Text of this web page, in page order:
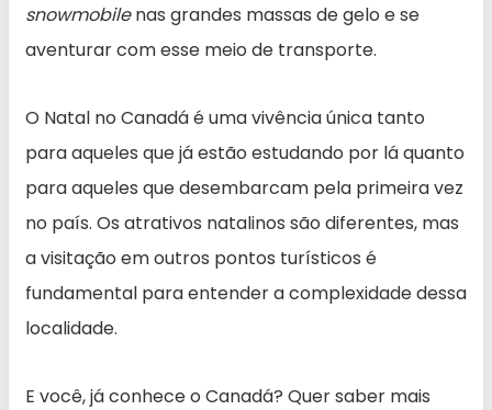
snowmobilenas grandes massas de gelo e se
aventurar com esse meio de transporte.
O Natal no Canadá é uma vivência única tanto
para aqueles que já estão estudando por lá quanto
para aqueles que desembarcam pela primeira vez
no país. Os atrativos natalinos são diferentes, mas
a visitação em outros pontos turísticos é
fundamental para entender a complexidade dessa
localidade.
E você, já conhece o Canadá? Quer saber mais